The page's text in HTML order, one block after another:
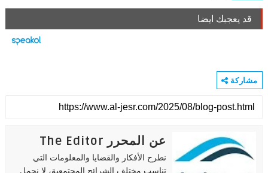
قد يعجبك ايضا
مشاركة
عن المحرر The Editor
نطرح الأفكار والقضايا والمعلومات التي
تناسب مختلف الشرائح المجتمعية، لا نحمل